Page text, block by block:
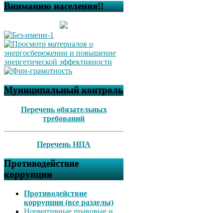
Вниманию населения!!
Муниципальный контроль
Перечень обязательных
требований
Перечень НПА
Противодействие
коррупции
Противодействие
коррупции (все разделы)